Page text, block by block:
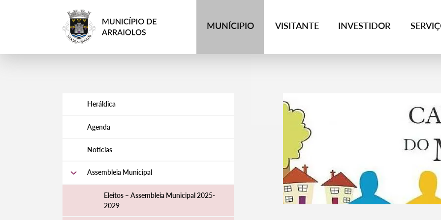
MUNÍCIPIO VISITANTE INVESTIDOR
Heráldica
Agenda
Notícias
Assembleia Municipal
Eleitos – Assembleia Municipal 2025-
2029